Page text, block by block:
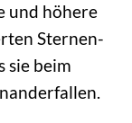
und höhere
Sternen-
sie beim